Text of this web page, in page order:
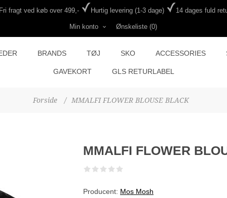
fragt ved køb over 499,- Hurtig levering (1-3 dage) 14 dages fuld
Min konto Ønskeliste (0)
BRANDS TØJ SKO ACCESSORIES
GAVEKORT GLS RETURLABEL
Forside / MMALFI FLOWER BLOUSE BLACK
MMALFI FLOWER
Producent: Mos Mosh